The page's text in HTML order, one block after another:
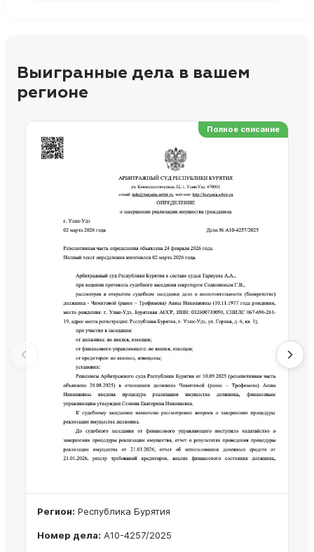
Выигранные дела в вашем
регионе
Полное списание
Регион: Республика Бурятия
Номер дела: А10-4257/2025